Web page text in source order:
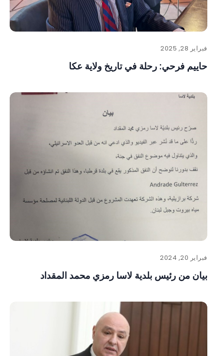
فبراير 28, 2025
حاييم فرحي: رحلة في تاريخ ولاية عكا
فبراير 20, 2024
بيان من رئيس بلدية لاسا رمزي محمد المقداد